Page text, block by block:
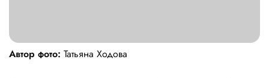
Автор фото: Татьяна Ходова